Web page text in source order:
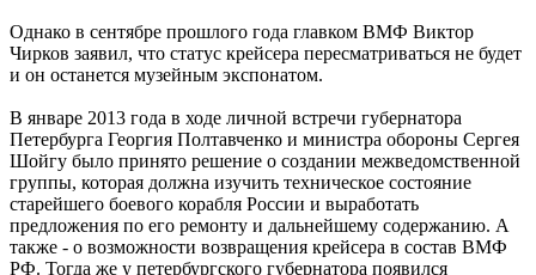
Однако в сентябре прошлого года главком ВМФ Виктор
Чирков заявил, что статус крейсера пересматриваться не будет
и он останется музейным экспонатом.
В январе 2013 года в ходе личной встречи губернатора
Петербурга Георгия Полтавченко и министра обороны Сергея
Шойгу было принято решение о создании межведомственной
группы, которая должна изучить техническое состояние
старейшего боевого корабля России и выработать
предложения по его ремонту и дальнейшему содержанию. А
также - о возможности возвращения крейсера в состав ВМФ
РФ. Тогда же у петербургского губернатора появился